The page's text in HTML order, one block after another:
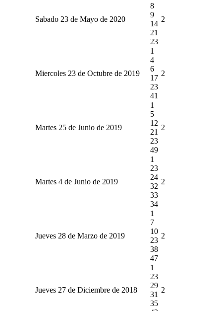
Sabado 23 de Mayo de 2020
8
9
14
21
23
2
Miercoles 23 de Octubre de 2019
1
4
6
17
23
41
2
Martes 25 de Junio de 2019
1
5
12
21
23
49
2
Martes 4 de Junio de 2019
1
23
24
32
33
34
2
Jueves 28 de Marzo de 2019
1
7
10
23
38
47
2
Jueves 27 de Diciembre de 2018
1
23
29
31
35
2